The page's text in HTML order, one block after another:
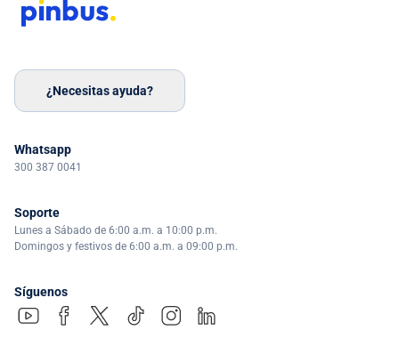
¿Necesitas ayuda?
Whatsapp
300 387 0041
Soporte
Lunes a Sábado de 6:00 a.m. a 10:00 p.m.
Domingos y festivos de 6:00 a.m. a 09:00 p.m.
Síguenos